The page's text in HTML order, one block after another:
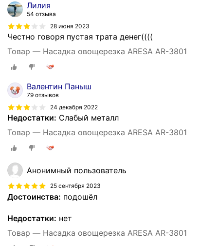
Лилия
54 отзыва
28 июня 2023
Честно говоря пустая трата денег((((
Товар — Насадка овощерезка ARESA AR-3801
Валентин Паныш
79 отзывов
24 декабря 2022
Недостатки: Слабый металл
Товар — Насадка овощерезка ARESA AR-3801
Анонимный пользователь
25 сентября 2023
Достоинства: подошёл
Недостатки: нет
Товар — Насадка овощерезка ARESA AR-3801